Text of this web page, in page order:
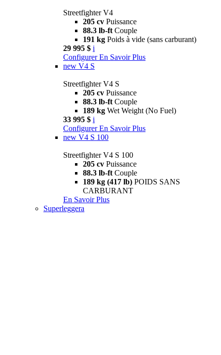
Streetfighter V4
205 cv Puissance
88.3 lb-ft Couple
191 kg Poids à vide (sans carburant)
29 995 $ i
Configurer En Savoir Plus
new V4 S
Streetfighter V4 S
205 cv Puissance
88.3 lb-ft Couple
189 kg Wet Weight (No Fuel)
33 995 $ i
Configurer En Savoir Plus
new V4 S 100
Streetfighter V4 S 100
205 cv Puissance
88.3 lb-ft Couple
189 kg (417 lb) POIDS SANS
CARBURANT
En Savoir Plus
Superleggera